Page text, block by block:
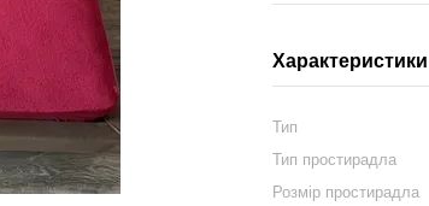
Характеристики
Тип
Тип простирадла
Розмір простирадла